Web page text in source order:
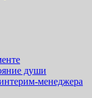
души
менеджера